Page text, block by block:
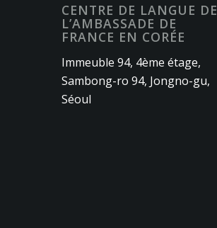
CENTRE DE LANGUE DE
L’AMBASSADE DE
FRANCE EN CORÉE
Immeuble 94, 4ème étage,
Sambong-ro 94, Jongno-gu,
Séoul